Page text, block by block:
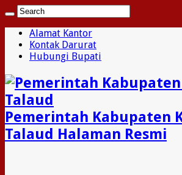
Alamat Kantor
Kontak Darurat
Hubungi Bupati
Pemerintah Kabupaten
Talaud Halaman Resmi